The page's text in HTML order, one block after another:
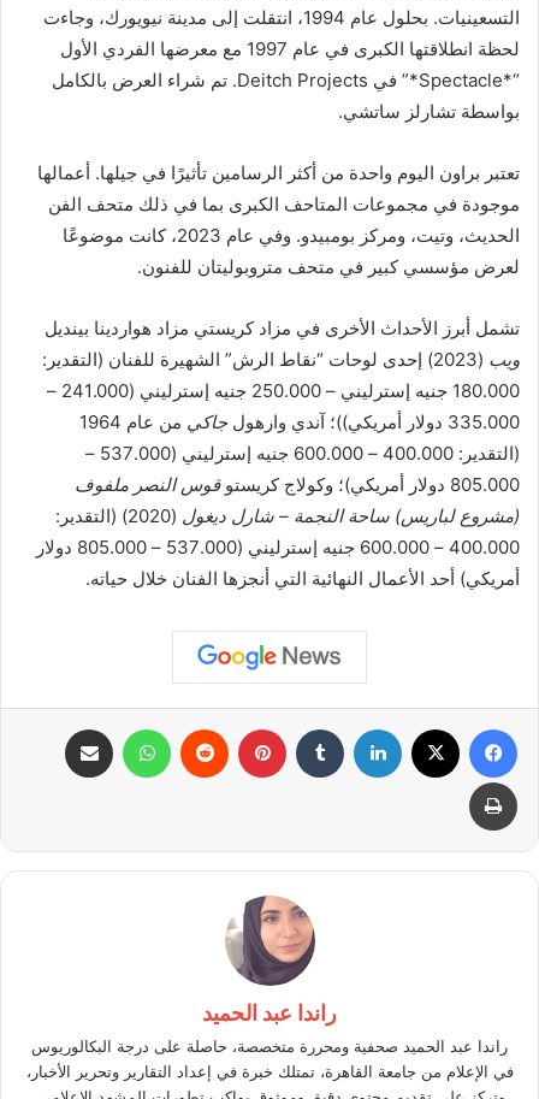
التسعينيات. بحلول عام 1994، انتقلت إلى مدينة نيويورك، وجاءت
لحظة انطلاقتها الكبرى في عام 1997 مع معرضها الفردي الأول
“*Spectacle*” في Deitch Projects. تم شراء العرض بالكامل
بواسطة تشارلز ساتشي.
تعتبر براون اليوم واحدة من أكثر الرسامين تأثيرًا في جيلها. أعمالها
موجودة في مجموعات المتاحف الكبرى بما في ذلك متحف الفن
الحديث، وتيت، ومركز بومبيدو. وفي عام 2023، كانت موضوعًا
لعرض مؤسسي كبير في متحف متروبوليتان للفنون.
تشمل أبرز الأحداث الأخرى في مزاد كريستي مزاد هواردينا بينديل
ويب
(2023) إحدى لوحات “نقاط الرش” الشهيرة للفنان (التقدير:
180.000 جنيه إسترليني – 250.000 جنيه إسترليني (241.000 –
335.000 دولار أمريكي))؛ آندي وارهول
جاكي
من عام 1964
(التقدير: 400.000 – 600.000 جنيه إسترليني (537.000 –
805.000 دولار أمريكي)؛ وكولاج كريستو
قوس النصر ملفوف
(مشروع لباريس) ساحة النجمة – شارل ديغول
(2020) (التقدير:
400.000 – 600.000 جنيه إسترليني (537.000 – 805.000 دولار
أمريكي) أحد الأعمال النهائية التي أنجزها الفنان خلال حياته.
فيسبوك لينكدإن بينتيريست واتساب
طباعة
راندا عبد الحميد
راندا عبد الحميد صحفية ومحررة متخصصة، حاصلة على درجة البكالوريوس
في الإعلام من جامعة القاهرة، تمتلك خبرة في إعداد التقارير وتحرير الأخبار،